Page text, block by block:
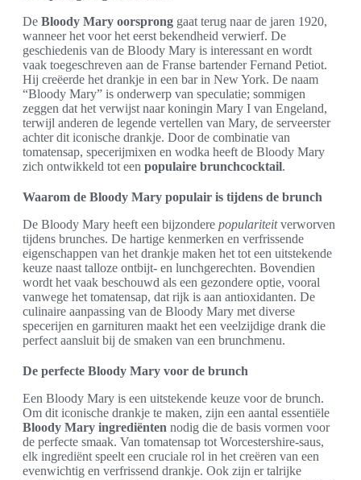
De Bloody Mary oorsprong gaat terug naar de jaren 1920,
wanneer het voor het eerst bekendheid verwierf. De
geschiedenis van de Bloody Mary is interessant en wordt
vaak toegeschreven aan de Franse bartender Fernand Petiot.
Hij creëerde het drankje in een bar in New York. De naam
“Bloody Mary” is onderwerp van speculatie; sommigen
zeggen dat het verwijst naar koningin Mary I van Engeland,
terwijl anderen de legende vertellen van Mary, de serveerster
achter dit iconische drankje. Door de combinatie van
tomatensap, specerijmixen en wodka heeft de Bloody Mary
zich ontwikkeld tot een populaire brunchcocktail.
Waarom de Bloody Mary populair is tijdens de brunch
De Bloody Mary heeft een bijzondere populariteitverworven
tijdens brunches. De hartige kenmerken en verfrissende
eigenschappen van het drankje maken het tot een uitstekende
keuze naast talloze ontbijt- en lunchgerechten. Bovendien
wordt het vaak beschouwd als een gezondere optie, vooral
vanwege het tomatensap, dat rijk is aan antioxidanten. De
culinaire aanpassing van de Bloody Mary met diverse
specerijen en garnituren maakt het een veelzijdige drank die
perfect aansluit bij de smaken van een brunchmenu.
De perfecte Bloody Mary voor de brunch
Een Bloody Mary is een uitstekende keuze voor de brunch.
Om dit iconische drankje te maken, zijn een aantal essentiële
Bloody Mary ingrediënten nodig die de basis vormen voor
de perfecte smaak. Van tomatensap tot Worcestershire-saus,
elk ingrediënt speelt een cruciale rol in het creëren van een
evenwichtig en verfrissend drankje. Ook zijn er talrijke